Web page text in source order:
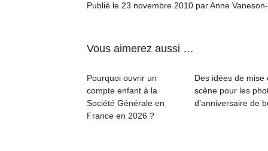
Publié le 23 novembre 2010 par Anne
Vous aimerez aussi …
Pourquoi ouvrir un
compte enfant à la
Société Générale en
France en 2026 ?
Des idées de mise
scène pour les
d’anniversaire de